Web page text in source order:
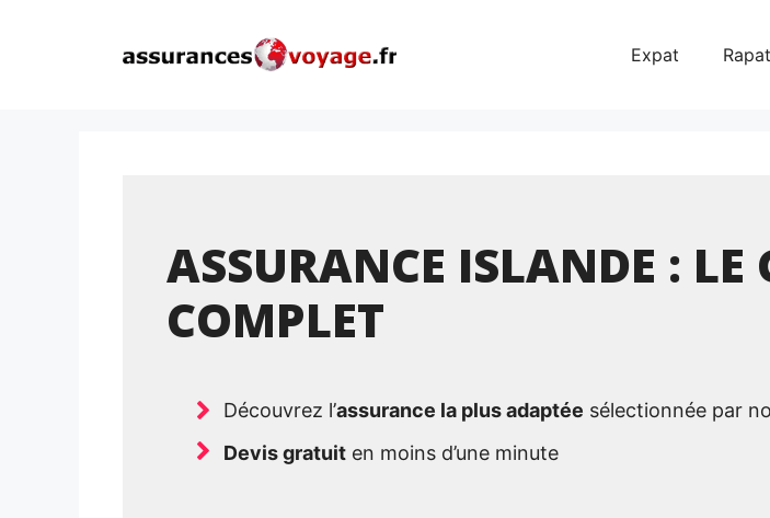
Expat
ASSURANCE ISLANDE : LE
COMPLET
Découvrez l’assurance la plus adaptée sélectionnée par
Devis gratuit en moins d’une minute